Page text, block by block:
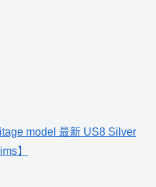
model 最新 US8 Silver
】